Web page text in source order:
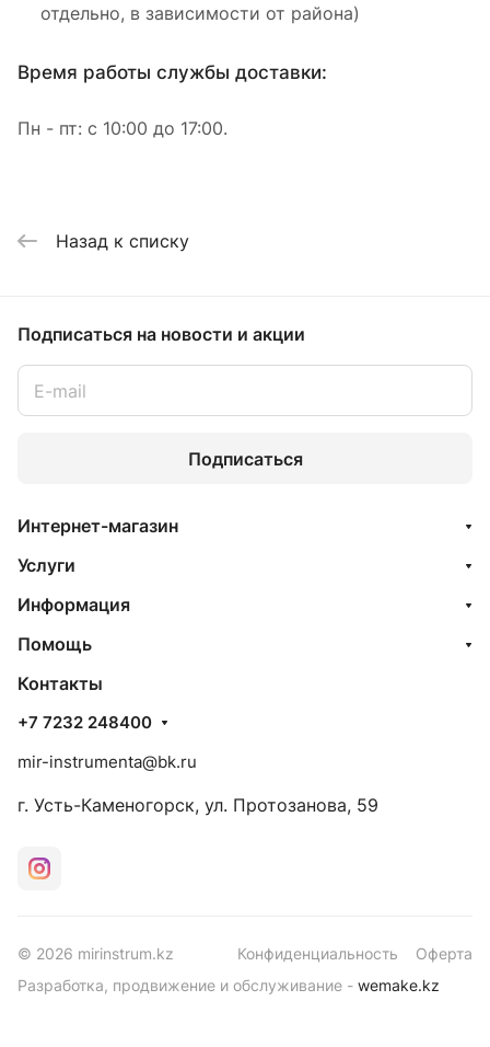
отдельно, в зависимости от района)
Время работы службы доставки:
Пн - пт: с 10:00 до 17:00.
Назад к списку
Подписаться на новости и акции
Подписаться
Интернет-магазин
Услуги
Информация
Помощь
Контакты
+7 7232 248400
mir-instrumenta@bk.ru
г. Усть-Каменогорск, ул. Протозанова, 59
© 2026 mirinstrum.kz Конфиденциальность
Оферта
Разработка, продвижение и обслуживание - wemake.kz